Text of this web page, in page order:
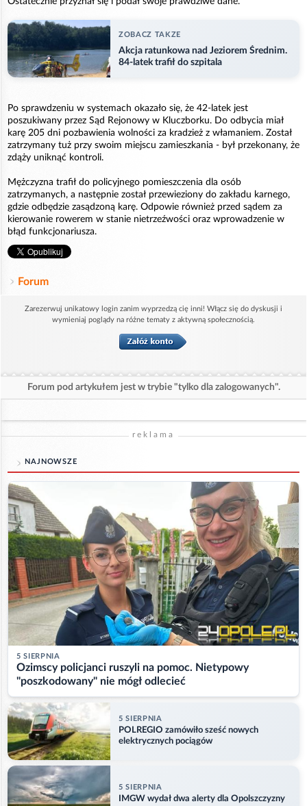
ZOBACZ TAKZE
Akcja ratunkowa nad Jeziorem Średnim.
84-latek trafił do szpitala
Po sprawdzeniu w systemach okazało się, że 42-latek jest
poszukiwany przez Sąd Rejonowy w Kluczborku. Do odbycia miał
karę 205 dni pozbawienia wolności za kradzież z włamaniem. Został
zatrzymany tuż przy swoim miejscu zamieszkania - był przekonany, że
zdąży uniknąć kontroli.
Mężczyzna trafił do policyjnego pomieszczenia dla osób
zatrzymanych, a następnie został przewieziony do zakładu karnego,
gdzie odbędzie zasądzoną karę. Odpowie również przed sądem za
kierowanie rowerem w stanie nietrzeźwości oraz wprowadzenie w
błąd funkcjonariusza.
Forum
Zarezerwuj unikatowy login zanim wyprzedzą cię inni! Włącz się do dyskusji i
wymieniaj poglądy na różne tematy z aktywną społecznością.
Forum pod artykułem jest w trybie "tylko dla zalogowanych".
reklama
NAJNOWSZE
5 SIERPNIA
Ozimscy policjanci ruszyli na pomoc. Nietypowy
"poszkodowany" nie mógł odlecieć
5 SIERPNIA
POLREGIO zamówiło sześć nowych
elektrycznych pociągów
5 SIERPNIA
IMGW wydał dwa alerty dla Opolszczyzny